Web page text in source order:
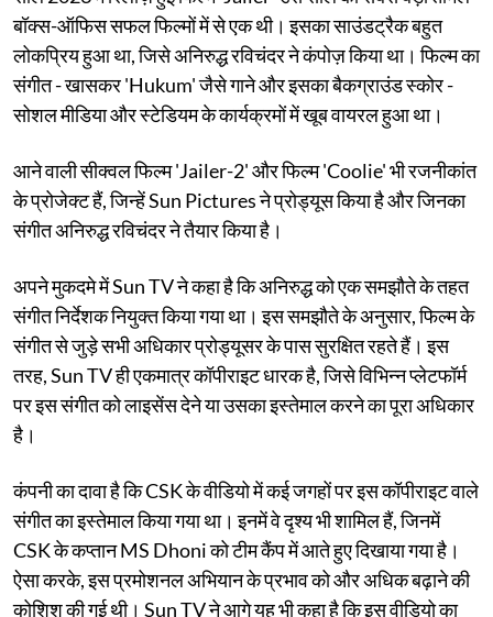
बॉक्स-ऑफिस सफल फिल्मों में से एक थी। इसका साउंडट्रैक बहुत
लोकप्रिय हुआ था, जिसे अनिरुद्ध रविचंदर ने कंपोज़ किया था। फिल्म का
संगीत - खासकर 'Hukum' जैसे गाने और इसका बैकग्राउंड स्कोर -
सोशल मीडिया और स्टेडियम के कार्यक्रमों में खूब वायरल हुआ था।
आने वाली सीक्वल फिल्म 'Jailer-2' और फिल्म 'Coolie' भी रजनीकांत
के प्रोजेक्ट हैं, जिन्हें Sun Pictures ने प्रोड्यूस किया है और जिनका
संगीत अनिरुद्ध रविचंदर ने तैयार किया है।
अपने मुकदमे में Sun TV ने कहा है कि अनिरुद्ध को एक समझौते के तहत
संगीत निर्देशक नियुक्त किया गया था। इस समझौते के अनुसार, फिल्म के
संगीत से जुड़े सभी अधिकार प्रोड्यूसर के पास सुरक्षित रहते हैं। इस
तरह, Sun TV ही एकमात्र कॉपीराइट धारक है, जिसे विभिन्न प्लेटफॉर्म
पर इस संगीत को लाइसेंस देने या उसका इस्तेमाल करने का पूरा अधिकार
है।
कंपनी का दावा है कि CSK के वीडियो में कई जगहों पर इस कॉपीराइट वाले
संगीत का इस्तेमाल किया गया था। इनमें वे दृश्य भी शामिल हैं, जिनमें
CSK के कप्तान MS Dhoni को टीम कैंप में आते हुए दिखाया गया है।
ऐसा करके, इस प्रमोशनल अभियान के प्रभाव को और अधिक बढ़ाने की
कोशिश की गई थी। Sun TV ने आगे यह भी कहा है कि इस वीडियो का